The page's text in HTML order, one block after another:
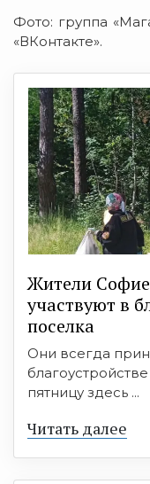
Фото: группа
«ВКонтакте».
Жители
участвуют в
поселка
Они всегда
пятницу здесь ...
Читать далее